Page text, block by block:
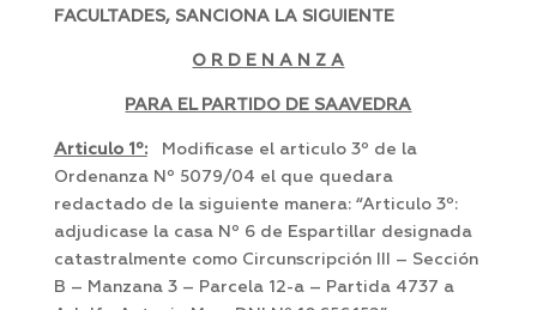
FACULTADES, SANCIONA LA SIGUIENTE
O R D E N A N Z A
PARA EL PARTIDO DE SAAVEDRA
Articulo 1º:Modificase el articulo 3º de la
Ordenanza Nº 5079/04 el que quedara
redactado de la siguiente manera: “Articulo 3º:
adjudicase la casa Nº 6 de Espartillar designada
catastralmente como Circunscripción III – Sección
B – Manzana 3 – Parcela 12-a – Partida 4737 a